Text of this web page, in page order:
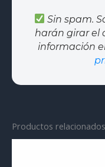
Sin spam.
harán girar el
información
Productos relacionados